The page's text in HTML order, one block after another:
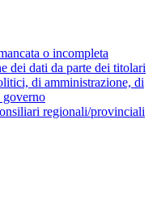
o incompleta
dei dati da parte dei titolari
di amministrazione, di
governo
regionali/provinciali